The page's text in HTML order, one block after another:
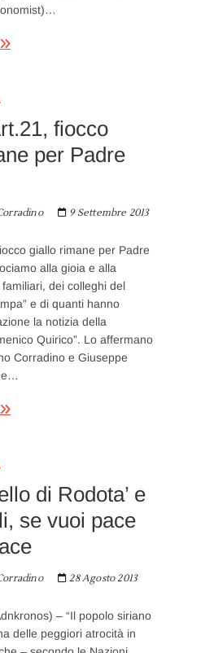
fiocco
per Padre
9 Settembre 2013
giallo rimane per Padre
alla gioia e alla
dei colleghi del
e di quanti hanno
la notizia della
Quirico”. Lo affermano
Corradino e Giuseppe
e…
di Rodota’ e
se vuoi pace
28 Agosto 2013
– “Il popolo siriano
delle peggiori atrocità in